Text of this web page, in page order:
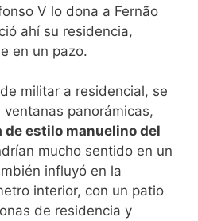
V lo dona a Fernão
ahí su residencia,
en un pazo.
militar a residencial, se
panorámicas,
de estilo manuelino del
mucho sentido en un
influyó en la
interior, con un patio
de residencia y